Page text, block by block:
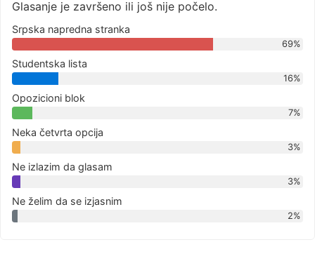
Glasanje je završeno ili još nije počelo.
Srpska napredna stranka
69%
Studentska lista
16%
Opozicioni blok
7%
Neka četvrta opcija
3%
Ne izlazim da glasam
3%
Ne želim da se izjasnim
2%